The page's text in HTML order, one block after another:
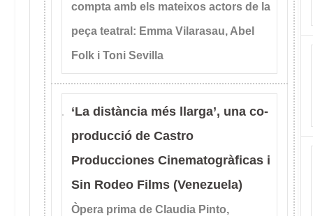
compta amb els mateixos actors de la
peça teatral: Emma Vilarasau, Abel
Folk i Toni Sevilla
‘La distància més llarga’, una co-
producció de Castro
Producciones Cinematogràficas i
Sin Rodeo Films (Venezuela)
Òpera prima de Claudia Pinto,